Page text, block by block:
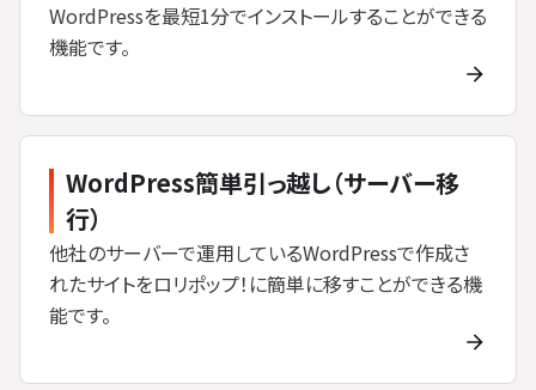
WordPressを最短1分でインストールすることができる
機能です。
WordPress簡単引っ越し（サーバー移
行）
他社のサーバーで運用しているWordPressで作成さ
れたサイトをロリポップ！に簡単に移すことができる機
能です。